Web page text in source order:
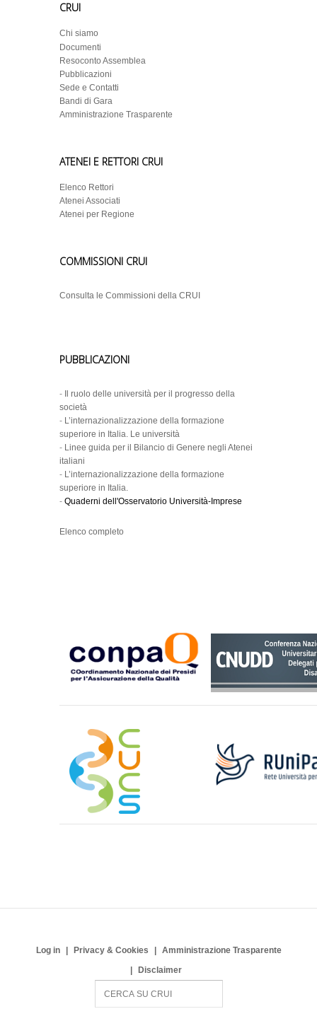
CRUI
Chi siamo
Documenti
Resoconto Assemblea
Pubblicazioni
Sede e Contatti
Bandi di Gara
Amministrazione Trasparente
ATENEI E RETTORI CRUI
Elenco Rettori
Atenei Associati
Atenei per Regione
COMMISSIONI CRUI
Consulta le Commissioni della CRUI
PUBBLICAZIONI
-
Il ruolo delle università per il progresso della
società
- L’internazionalizzazione della formazione
superiore in Italia. Le università
- Linee guida per il Bilancio di Genere negli Atenei
italiani
- L’internazionalizzazione della formazione
superiore in Italia.
- Quaderni dell'Osservatorio Università-Imprese
Elenco completo
Log in Privacy & Cookies
Amministrazione Trasparente
Disclaimer